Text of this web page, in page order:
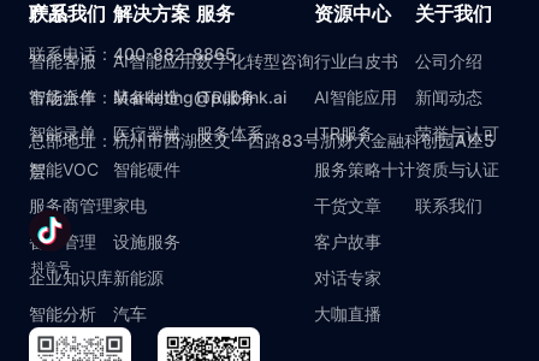
产品
智能客服
智能派单
智能录单
智能VOC
服务商管理
备件管理
企业知识库
智能分析
解决方案
AI智能应用
装备制造
医疗器械
智能硬件
家电
设施服务
新能源
汽车
服务
数字化转型咨询
ITR服务
服务体系
资源中心
行业白皮书
AI智能应用
ITR服务
服务策略十计
干货文章
客户故事
对话专家
大咖直播
关于我们
公司介绍
新闻动态
荣誉与认可
资质与认证
联系我们
联系我们
联系电话：400-882-8865
市场合作：Marketing@publink.ai
总部地址：杭州市西湖区文一西路83号浙财大金融科创园A座5
层
抖音号